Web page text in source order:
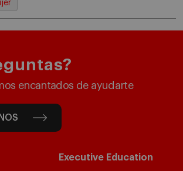
encantados de ayudarte
Executive Education